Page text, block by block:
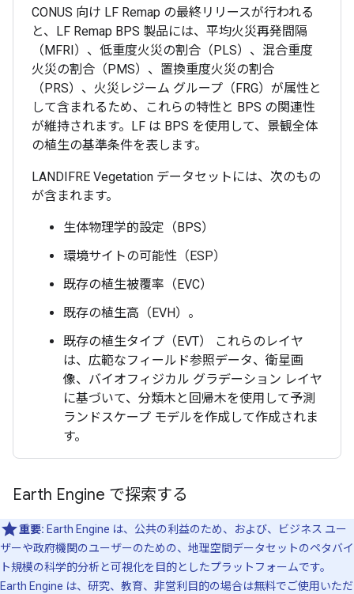
CONUS 向け LF Remap の最終リリースが行われる
と、LF Remap BPS 製品には、平均火災再発間隔
（MFRI）、低重度火災の割合（PLS）、混合重度
火災の割合（PMS）、置換重度火災の割合
（PRS）、火災レジーム グループ（FRG）が属性と
して含まれるため、これらの特性と BPS の関連性
が維持されます。LF は BPS を使用して、景観全体
の植生の基準条件を表します。
LANDIFRE Vegetation データセットには、次のもの
が含まれます。
生体物理学的設定（BPS）
環境サイトの可能性（ESP）
既存の植生被覆率（EVC）
既存の植生高（EVH）。
既存の植生タイプ（EVT） これらのレイヤ
は、広範なフィールド参照データ、衛星画
像、バイオフィジカル グラデーション レイヤ
に基づいて、分類木と回帰木を使用して予測
ランドスケープ モデルを作成して作成されま
す。
Earth Engine で探索する
重要: Earth Engine は、公共の利益のため、および、ビジネス ユー
ザーや政府機関のユーザーのための、地理空間データセットのペタバイ
ト規模の科学的分析と可視化を目的としたプラットフォームです。
Earth Engine は、研究、教育、非営利目的の場合は無料でご使用いただ